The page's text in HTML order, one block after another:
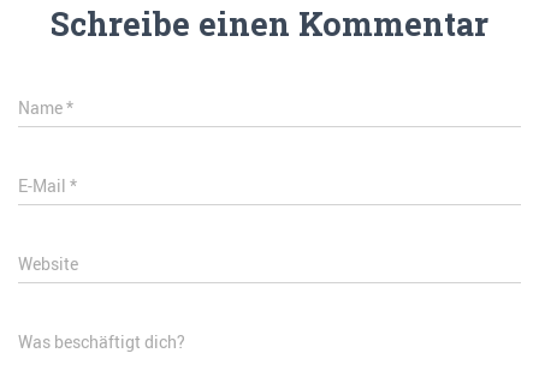
Schreibe einen Kommentar
Name*
E-Mail *
Website
Was beschäftigt dich?